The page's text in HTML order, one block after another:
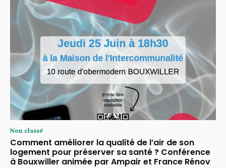
Non classé
Comment améliorer la qualité de l’air de son
logement pour préserver sa santé ? Conférence
à Bouxwiller animée par Ampair et France Rénov